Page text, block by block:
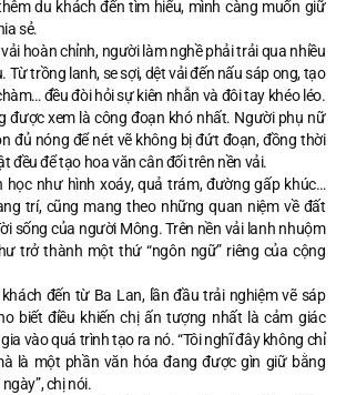
du khách đến tìm hiểu, mình càng muốn giữ
sẻ.
hoàn chỉnh, người làm nghề phải trải qua nhiều
Từ trồng lanh, se sợi, dệt vải đến nấu sáp ong, tạo
đều đòi hỏi sự kiên nhẫn và đôi tay khéo léo.
được xem là công đoạn khó nhất. Người phụ nữ
đủ nóng để nét vẽ không bị đứt đoạn, đồng thời
đều để tạo hoa văn cân đối trên nền vải.
học như hình xoáy, quả trám, đường gấp khúc…
trí, cũng mang theo những quan niệm về đất
sống của người Mông. Trên nền vải lanh nhuộm
trở thành một thứ “ngôn ngữ” riêng của cộng
đến từ Ba Lan, lần đầu trải nghiệm vẽ sáp
biết điều khiến chị ấn tượng nhất là cảm giác
vào quá trình tạo ra nó. “Tôi nghĩ đây không chỉ
là một phần văn hóa đang được gìn giữ bằng
chị nói.